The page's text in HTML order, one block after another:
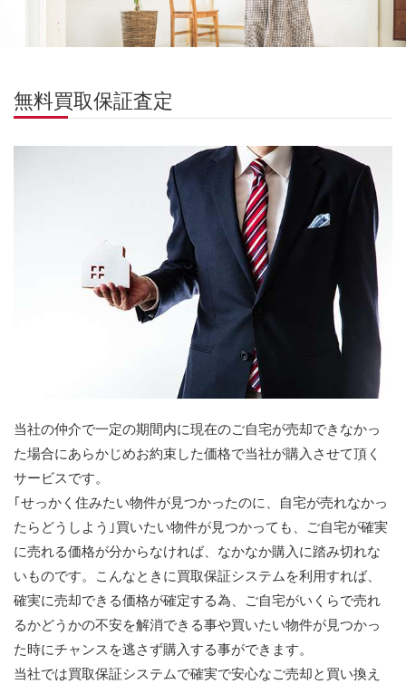
無料買取保証査定
当社の仲介で一定の期間内に現在のご自宅が売却できなかっ
た場合にあらかじめお約束した価格で当社が購入させて頂く
サービスです。
｢せっかく住みたい物件が見つかったのに、自宅が売れなかっ
たらどうしよう｣買いたい物件が見つかっても、ご自宅が確実
に売れる価格が分からなければ、なかなか購入に踏み切れな
いものです。こんなときに買取保証システムを利用すれば、
確実に売却できる価格が確定する為、ご自宅がいくらで売れ
るかどうかの不安を解消できる事や買いたい物件が見つかっ
た時にチャンスを逃さず購入する事ができます。
当社では買取保証システムで確実で安心なご売却と買い換え